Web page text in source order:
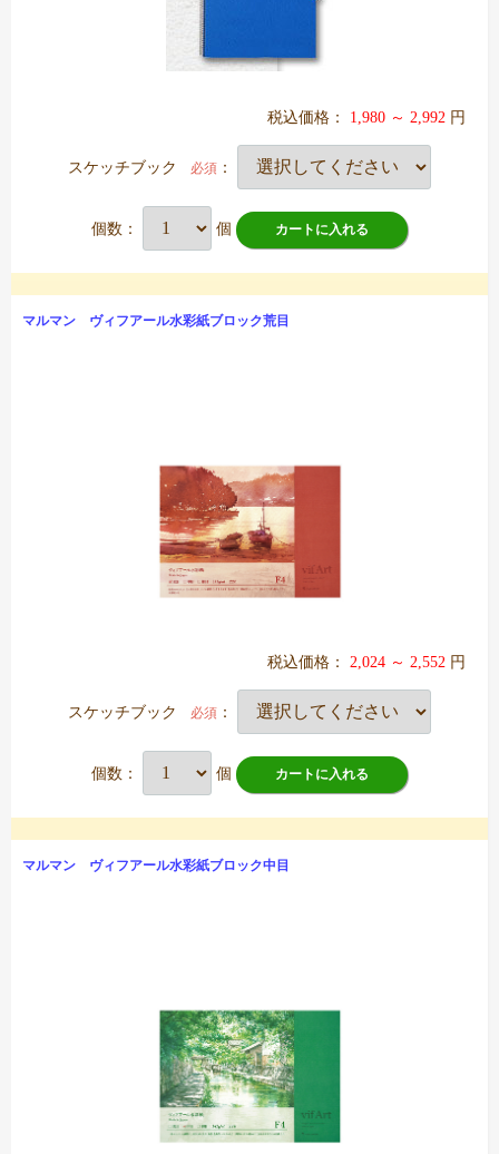
税込価格： 1,980 ～ 2,992 円
スケッチブック 必須 ：
個数： 個 カートに入れる
マルマン ヴィフアール水彩紙ブロック荒目
税込価格： 2,024 ～ 2,552 円
スケッチブック 必須 ：
個数： 個 カートに入れる
マルマン ヴィフアール水彩紙ブロック中目